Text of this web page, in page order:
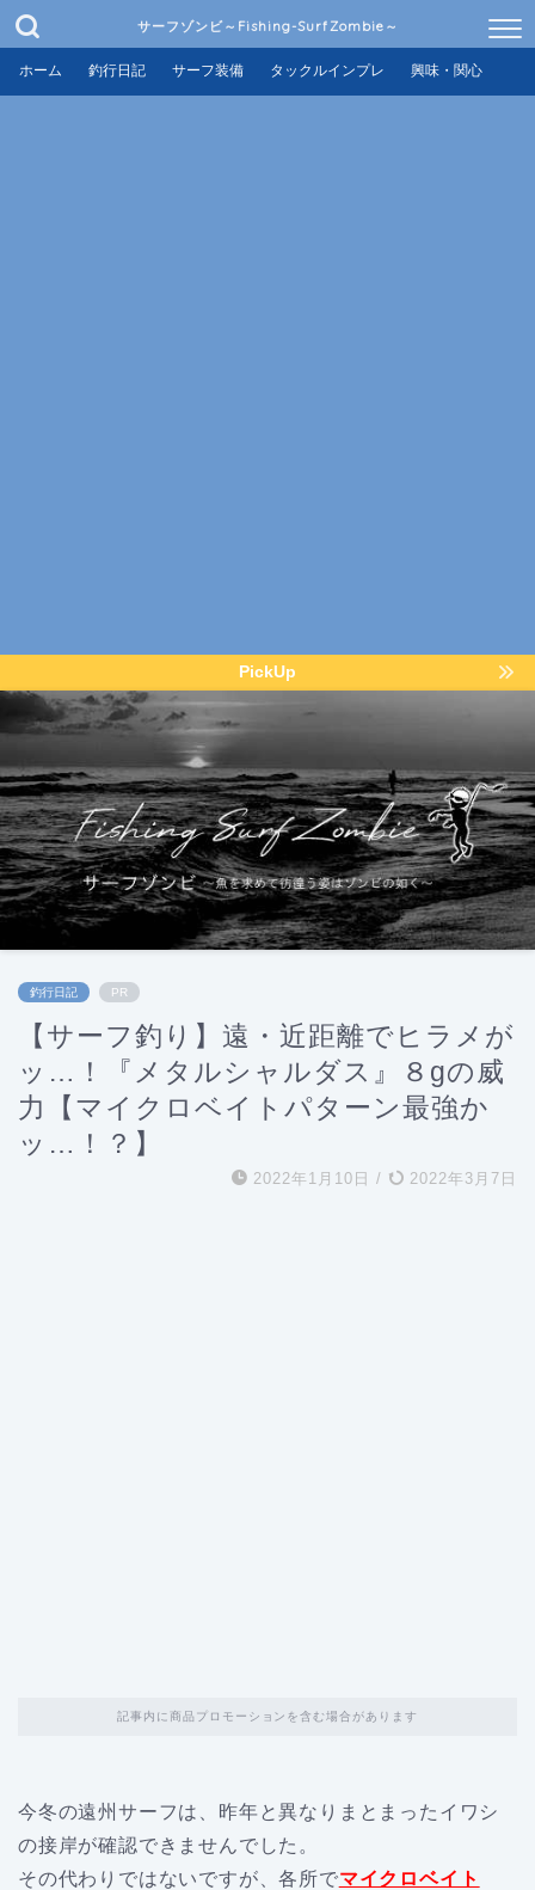
サーフゾンビ～Fishing-SurfZombie～
ホーム 釣行日記 サーフ装備 タックルインプレ 興味・関心
PickUp
釣行日記 PR
【サーフ釣り】遠・近距離でヒラメが
ッ…！『メタルシャルダス』８gの威
力【マイクロベイトパターン最強か
ッ…！？】
2022年1月10日 / 2022年3月7日
記事内に商品プロモーションを含む場合があります
今冬の遠州サーフは、昨年と異なりまとまったイワシ
の接岸が確認できませんでした。
その代わりではないですが、各所でマイクロベイト